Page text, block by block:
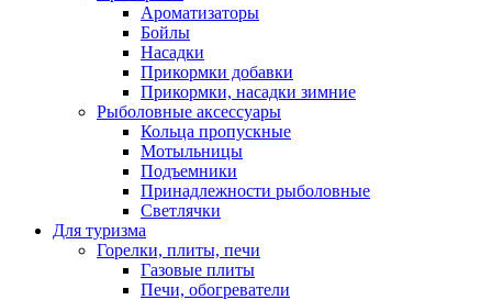
Ароматизаторы
Бойлы
Насадки
Прикормки добавки
Прикормки, насадки зимние
Рыболовные аксессуары
Кольца пропускные
Мотыльницы
Подъемники
Принадлежности рыболовные
Светлячки
Для туризма
Горелки, плиты, печи
Газовые плиты
Печи, обогреватели